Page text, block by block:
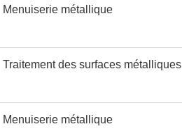
Menuiserie métallique
Traitement des surfaces métalliques
Menuiserie métallique